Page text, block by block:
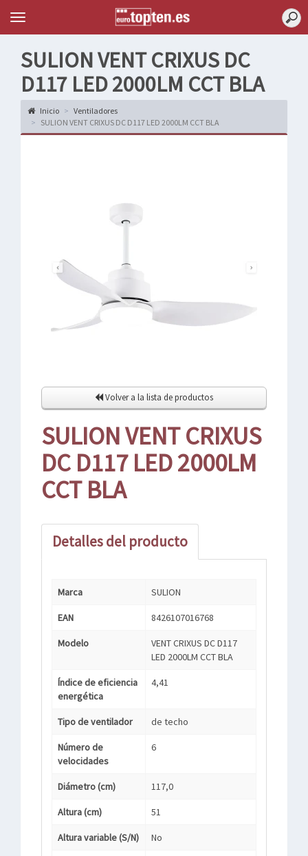
Topten
Menu
SULION VENT CRIXUS DC
D117 LED 2000LM CCT BLA
Inicio
Ventiladores
SULION VENT CRIXUS DC D117 LED 2000LM CCT BLA
Volver a la lista de productos
SULION VENT CRIXUS
DC D117 LED 2000LM
CCT BLA
Detalles del producto
Marca SULION
EAN 8426107016768
Modelo
VENT CRIXUS DC D117
LED 2000LM CCT BLA
Índice de eficiencia
energética
4,41
Tipo de ventilador de techo
Número de
velocidades
6
Diámetro (cm) 117,0
Altura (cm) 51
Altura variable (S/N) No